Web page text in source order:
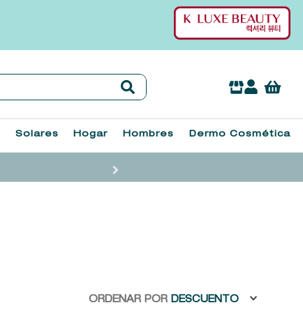
Solares Hogar Hombres Dermo Cosmética
ORDENAR POR DESCUENTO